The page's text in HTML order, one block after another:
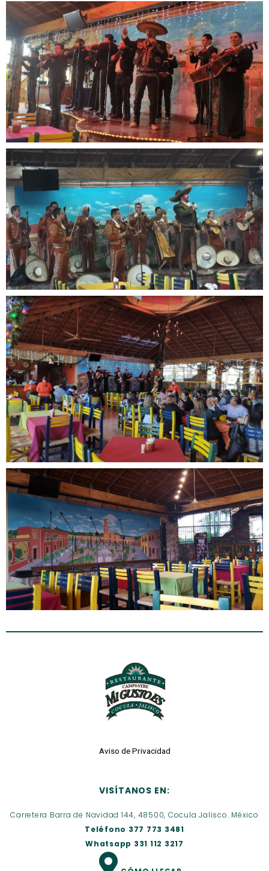
Aviso de Privacidad
VISÍTANOS EN:
Carretera Barra de Navidad 144, 48500, Cocula Jalisco. México
Teléfono 377 773 3481
Whatsapp 331 112 3217